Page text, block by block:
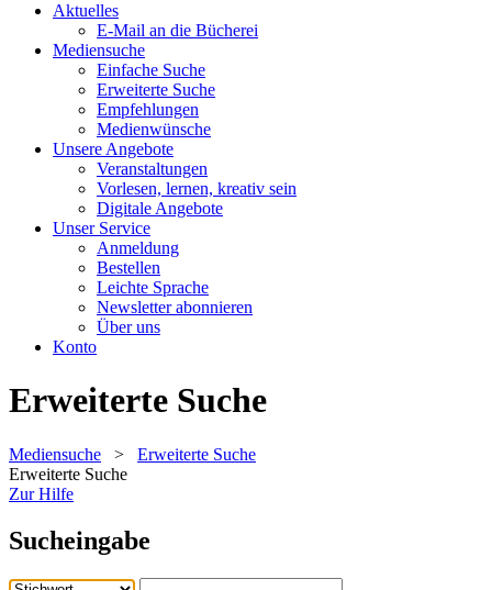
Aktuelles
E-Mail an die Bücherei
Mediensuche
Einfache Suche
Erweiterte Suche
Empfehlungen
Medienwünsche
Unsere Angebote
Veranstaltungen
Vorlesen, lernen, kreativ sein
Digitale Angebote
Unser Service
Anmeldung
Bestellen
Leichte Sprache
Newsletter abonnieren
Über uns
Konto
Erweiterte Suche
Mediensuche > Erweiterte Suche
Erweiterte Suche
Zur Hilfe
Sucheingabe